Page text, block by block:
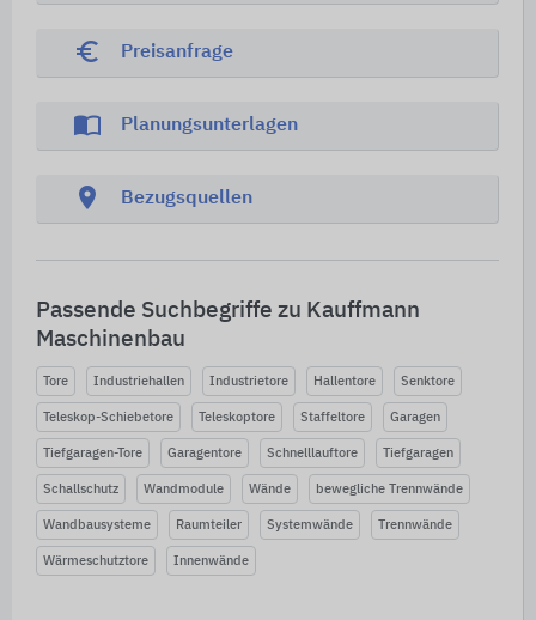
euro_symbol Preisanfrage
import_contacts Planungsunterlagen
location_on Bezugsquellen
Passende Suchbegriffe zu Kauffmann
Maschinenbau
Tore Industriehallen Industrietore Hallentore Senktore
Teleskop-Schiebetore Teleskoptore Staffeltore Garagen
Tiefgaragen-Tore Garagentore Schnelllauftore Tiefgaragen
Schallschutz Wandmodule Wände bewegliche Trennwände
Wandbausysteme Raumteiler Systemwände Trennwände
Wärmeschutztore Innenwände